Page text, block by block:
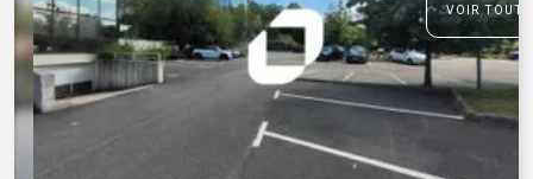
VOIR